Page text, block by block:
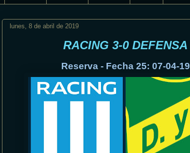
lunes, 8 de abril de 2019
RACING 3-0 DEFENSA
Reserva - Fecha 25: 07-04-19